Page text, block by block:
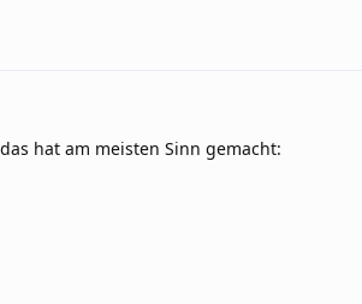
hat am meisten Sinn gemacht: